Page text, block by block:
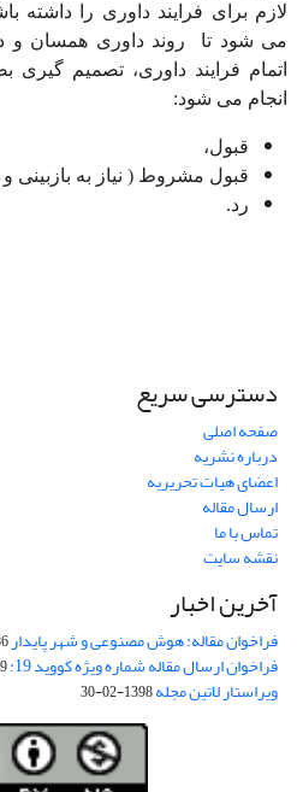
لازم برای فرایند داوری را داشته
می شود تا روند داوری همسان و
اتمام فرایند داوری، تصمیم
انجام می شود:
قبول،
قبول مشروط ( نیاز به بازبینی و
رد.
دسترسی سریع
صفحه اصلی
درباره نشریه
اعضای هیات تحریریه
ارسال مقاله
تماس با ما
نقشه سایت
آخرین اخبار
فراخوان مقاله: هوش مصنوعی و شهر پایدار
فراخوان ارسال مقاله شماره ویژه کووید 19:
ویراستار لاتین مجله1398-02-30